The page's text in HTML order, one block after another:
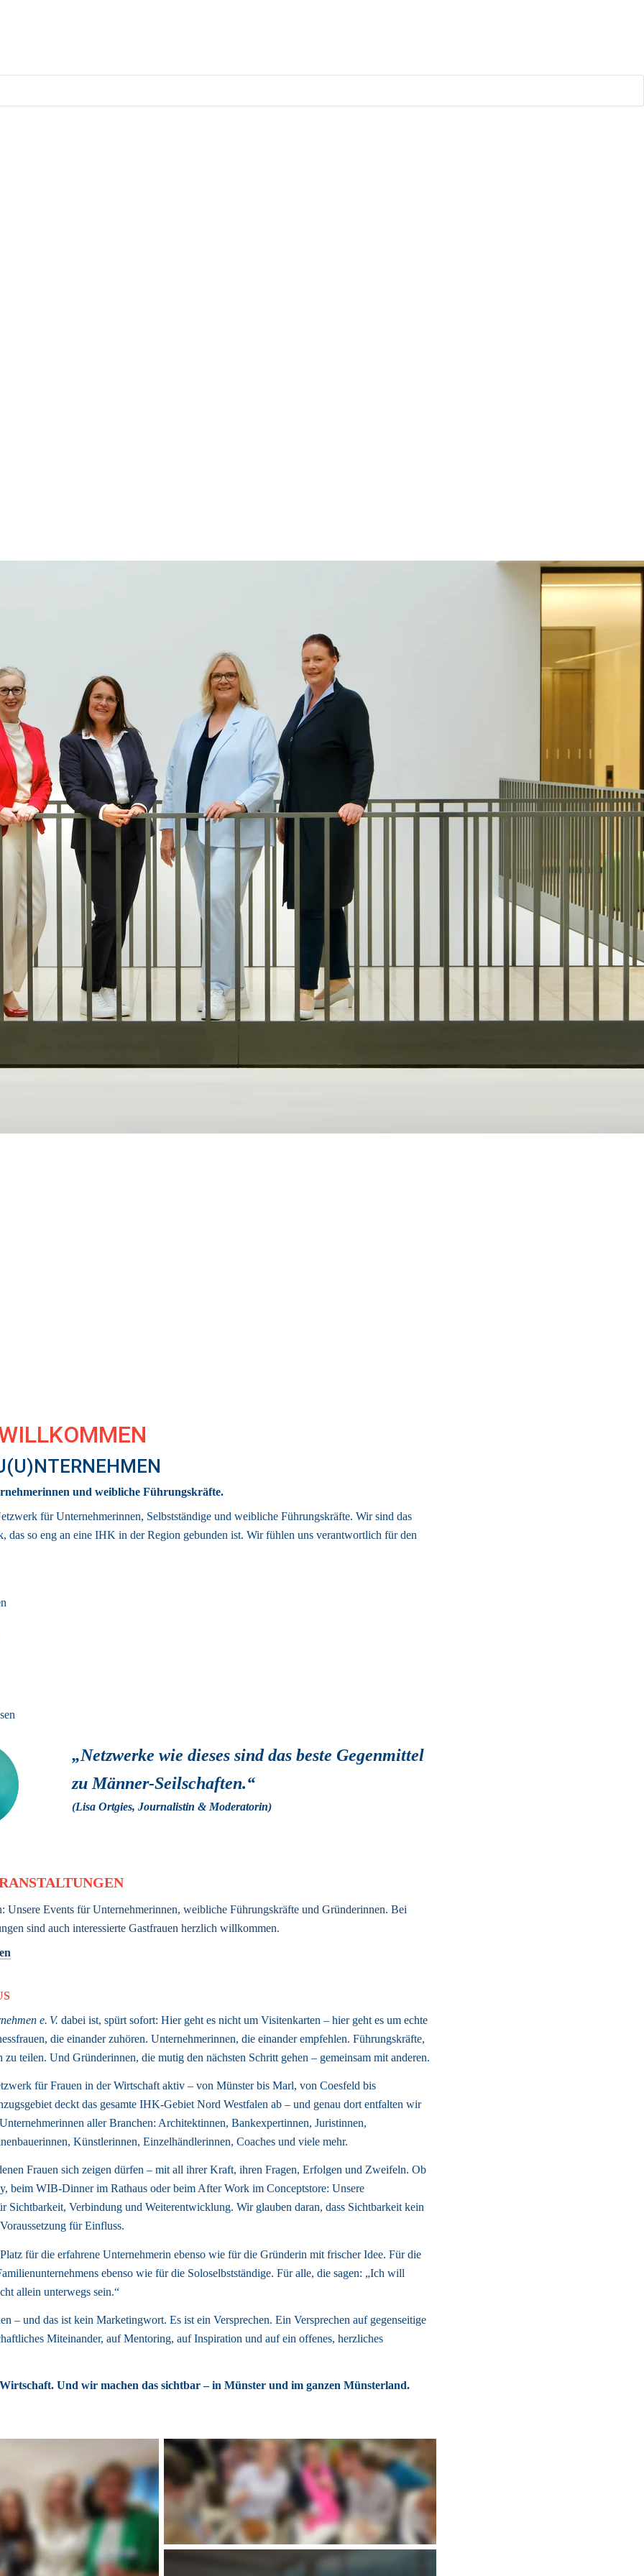
und weibliche Führungskräfte.
für Unternehmerinnen, Selbstständige und weibliche Führungskräfte. Wir sind das
, das so eng an eine IHK in der Region gebunden ist. Wir fühlen uns verantwortlich für den
„Netzwerke wie dieses sind das beste Gegenmittel
zu Männer-Seilschaften.“
(Lisa Ortgies, Journalistin & Moderatorin)
Unsere Events für Unternehmerinnen, weibliche Führungskräfte und Gründerinnen. Bei
sind auch interessierte Gastfrauen herzlich willkommen.
e. V. dabei ist, spürt sofort: Hier geht es nicht um Visitenkarten – hier geht es um echte
die einander zuhören. Unternehmerinnen, die einander empfehlen. Führungskräfte,
zu teilen. Und Gründerinnen, die mutig den nächsten Schritt gehen – gemeinsam mit anderen.
für Frauen in der Wirtschaft aktiv – von Münster bis Marl, von Coesfeld bis
deckt das gesamte IHK-Gebiet Nord Westfalen ab – und genau dort entfalten wir
aller Branchen: Architektinnen, Bankexpertinnen, Juristinnen,
Künstlerinnen, Einzelhändlerinnen, Coaches und viele mehr.
Frauen sich zeigen dürfen – mit all ihrer Kraft, ihren Fragen, Erfolgen und Zweifeln. Ob
beim WIB-Dinner im Rathaus oder beim After Work im Conceptstore: Unsere
Sichtbarkeit, Verbindung und Weiterentwicklung. Wir glauben daran, dass Sichtbarkeit kein
für Einfluss.
für die erfahrene Unternehmerin ebenso wie für die Gründerin mit frischer Idee. Für die
ebenso wie für die Soloselbstständige. Für alle, die sagen: „Ich will
allein unterwegs sein.“
– und das ist kein Marketingwort. Es ist ein Versprechen. Ein Versprechen auf gegenseitige
Miteinander, auf Mentoring, auf Inspiration und auf ein offenes, herzliches
Und wir machen das sichtbar – in Münster und im ganzen Münsterland.